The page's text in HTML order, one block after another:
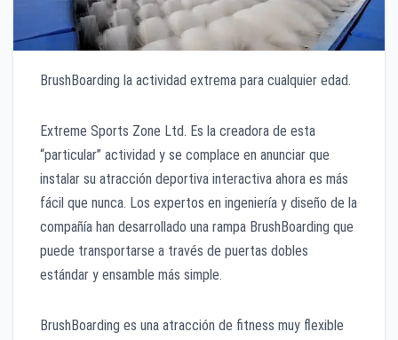
BrushBoarding la actividad extrema para cualquier edad.
Extreme Sports Zone Ltd. Es la creadora de esta
“particular” actividad y se complace en anunciar que
instalar su atracción deportiva interactiva ahora es más
fácil que nunca. Los expertos en ingeniería y diseño de la
compañía han desarrollado una rampa BrushBoarding que
puede transportarse a través de puertas dobles
estándar y ensamble más simple.
BrushBoarding es una atracción de fitness muy flexible